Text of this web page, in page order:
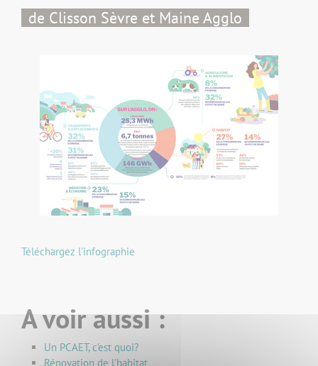
de Clisson Sèvre et Maine Agglo
Téléchargez l'infographie
A voir aussi :
Un PCAET, c'est quoi?
Rénovation de l'habitat